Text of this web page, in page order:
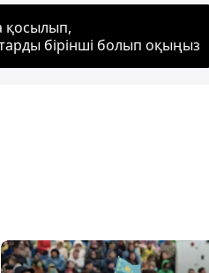
қосылып,
бірінші болып оқыңыз